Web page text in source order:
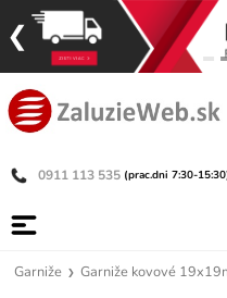
0911 113 535 (prac.dni 7:30-
Garniže Garniže kovové